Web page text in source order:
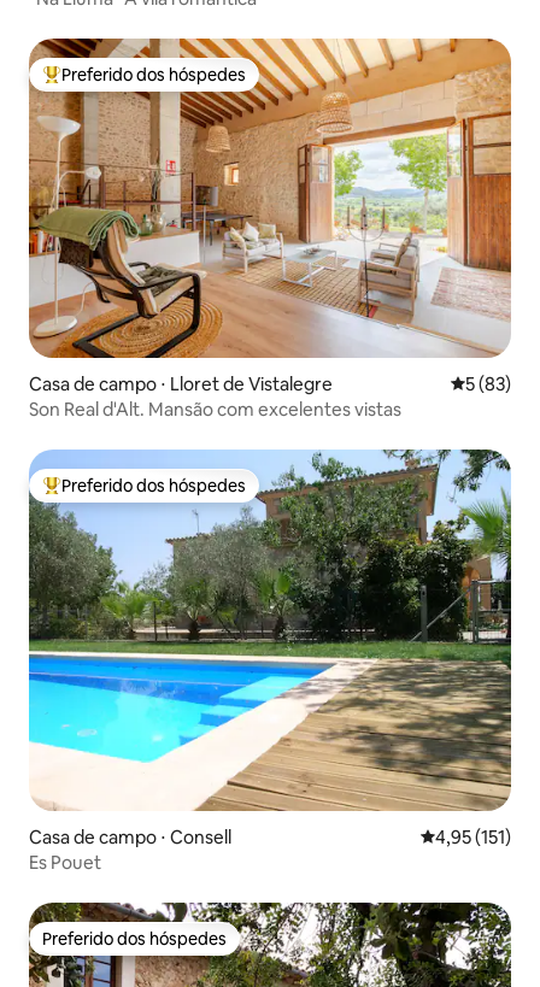
Entre os melhores preferidos dos hóspedes
Preferido dos hóspedes
Casa de campo ⋅ Lloret de Vistalegre 5 de uma
5 (83)
Son Real d'Alt. Mansão com excelentes vistas
Entre os melhores preferidos dos hóspedes
Preferido dos hóspedes
Casa de campo ⋅ Consell 4,95 de uma
4,95 (151)
Es Pouet
Preferido dos hóspedes
Preferido dos hóspedes